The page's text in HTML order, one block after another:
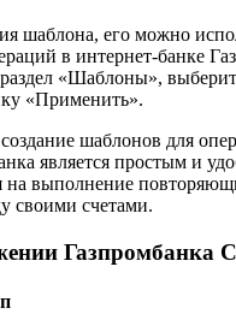
шаблона, его можно
в интернет-банке
раздел «Шаблоны»,
«Применить».
шаблонов для
является простым и
на выполнение
своими счетами.
Газпромбанка